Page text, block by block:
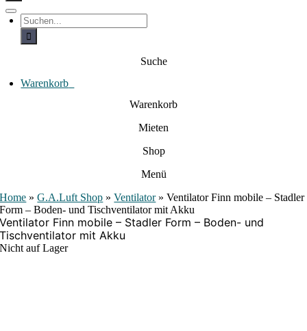
hT
o
a
S
u
h
c
h
Suche
Warenkorb
Warenkorb
Mieten
Shop
Menü
Home »G.A.Luft Shop »Ventilator»Ventilator Finn mobile – Stadler
Form – Boden- und Tischventilator mit Akku
Ventilator Finn mobile – Stadler Form – Boden- und
Tischventilator mit Akku
Nicht auf Lager